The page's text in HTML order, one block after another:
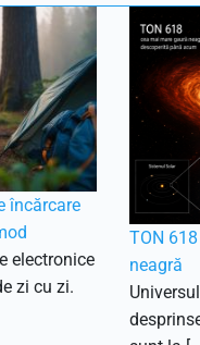
încărcare
electronice
zi cu zi.
TON
neagră